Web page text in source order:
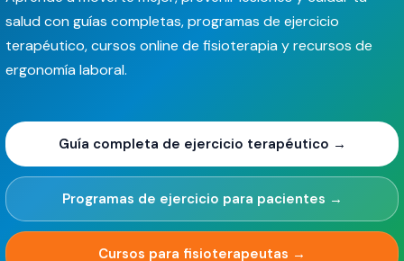
salud con guías completas, programas de ejercicio
terapéutico, cursos online de fisioterapia y recursos de
ergonomía laboral.
Guía completa de ejercicio terapéutico →
Programas de ejercicio para pacientes →
Cursos para fisioterapeutas →